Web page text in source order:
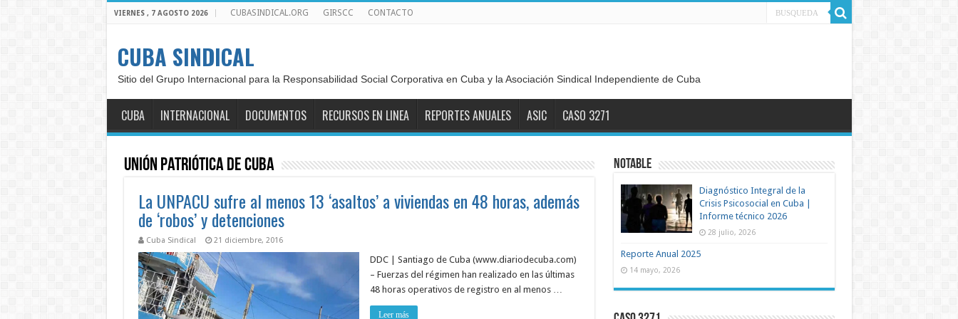
VIERNES , 7 AGOSTO 2026 CUBASINDICAL.ORG GIRSCC CONTACTO
CUBA SINDICAL
Sitio del Grupo Internacional para la Responsabilidad Social Corporativa en Cuba y la Asociación Sindical Independiente de Cuba
CUBA INTERNACIONAL DOCUMENTOS RECURSOS EN LINEA REPORTES ANUALES ASIC CASO 3271
Unión Patriótica de Cuba
La UNPACU sufre al menos 13 ‘asaltos’ a viviendas en 48 horas, además
de ‘robos’ y detenciones
Cuba Sindical 21 diciembre, 2016
DDC | Santiago de Cuba (www.diariodecuba.com)
– Fuerzas del régimen han realizado en las últimas
48 horas operativos de registro en al menos …
Leer más
NOTABLE
Diagnóstico Integral de la
Crisis Psicosocial en Cuba |
Informe técnico 2026
28 julio, 2026
Reporte Anual 2025
14 mayo, 2026